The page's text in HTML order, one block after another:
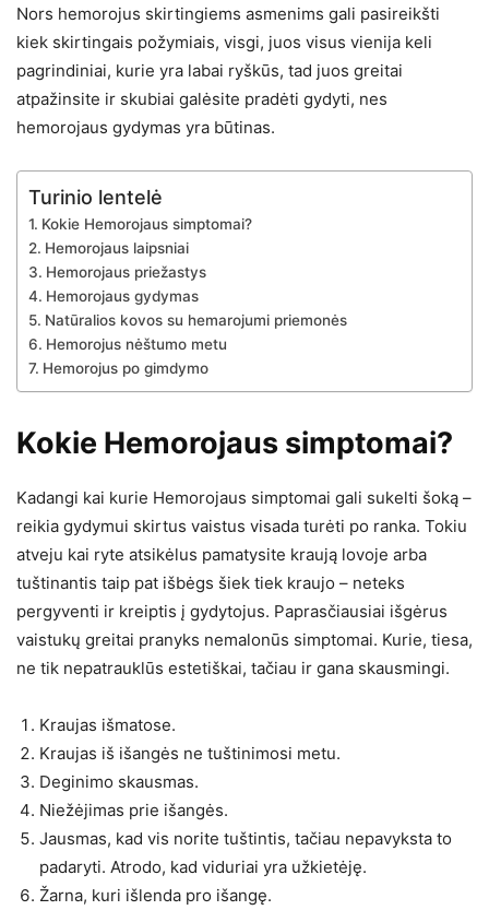
Nors hemorojus skirtingiems asmenims gali pasireikšti
kiek skirtingais požymiais, visgi, juos visus vienija keli
pagrindiniai, kurie yra labai ryškūs, tad juos greitai
atpažinsite ir skubiai galėsite pradėti gydyti, nes
hemorojaus gydymas yra būtinas.
Turinio lentelė
Kokie Hemorojaus simptomai?
Hemorojaus laipsniai
Hemorojaus priežastys
Hemorojaus gydymas
Natūralios kovos su hemarojumi priemonės
Hemorojus nėštumo metu
Hemorojus po gimdymo
Kokie Hemorojaus simptomai?
Kadangi kai kurie Hemorojaus simptomai gali sukelti šoką –
reikia gydymui skirtus vaistus visada turėti po ranka. Tokiu
atveju kai ryte atsikėlus pamatysite kraują lovoje arba
tuštinantis taip pat išbėgs šiek tiek kraujo – neteks
pergyventi ir kreiptis į gydytojus. Paprasčiausiai išgėrus
vaistukų greitai pranyks nemalonūs simptomai. Kurie, tiesa,
ne tik nepatrauklūs estetiškai, tačiau ir gana skausmingi.
Kraujas išmatose.
Kraujas iš išangės ne tuštinimosi metu.
Deginimo skausmas.
Niežėjimas prie išangės.
Jausmas, kad vis norite tuštintis, tačiau nepavyksta to
padaryti. Atrodo, kad viduriai yra užkietėję.
Žarna, kuri išlenda pro išangę.